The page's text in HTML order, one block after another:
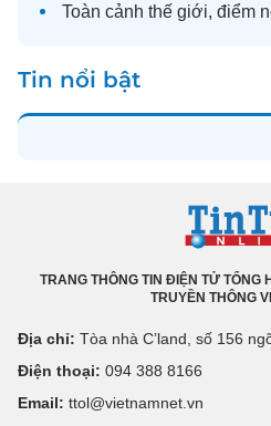
Toàn cảnh thế giới, điểm
Tin nổi bật
TRANG THÔNG TIN ĐIỆN TỬ TỔNG
TRUYỀN THÔNG
Địa chỉ: Tòa nhà C’land, số 156
Điện thoại: 094 388 8166
Email: ttol@vietnamnet.vn